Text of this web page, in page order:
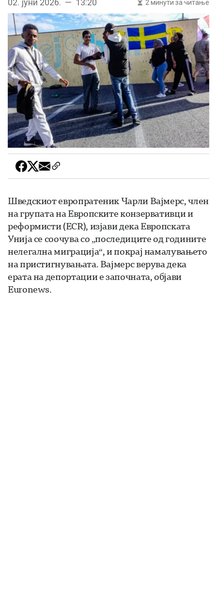
02. јуни 2026. — 13:20 2 минути за читање
Шведскиот европратеник Чарли Вајмерс, член
на групата на Европските конзервативци и
реформисти (ECR), изјави дека Европската
Унија се соочува со „последиците од годините
нелегална миграција“, и покрај намалувањето
на пристигнувањата. Вајмерс верува дека
ерата на депортации е започната, објави
Euronews.